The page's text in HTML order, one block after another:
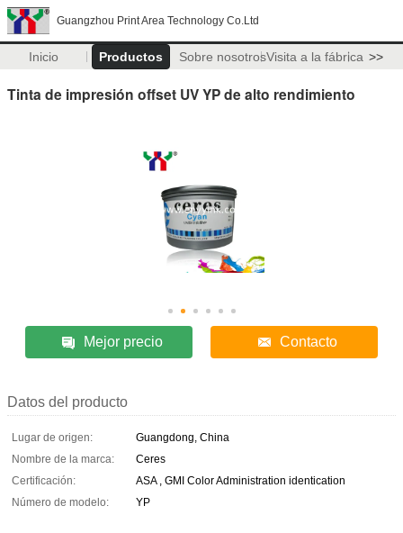
Guangzhou Print Area Technology Co.Ltd
Inicio Productos Sobre nosotrosVisita a la fábrica >>
Tinta de impresión offset UV YP de alto rendimiento
Mejor precio Contacto
Datos del producto
Lugar de origen:
Guangdong, China
Nombre de la marca:
Ceres
Certificación:
ASA , GMI Color Administration identication
Número de modelo:
YP